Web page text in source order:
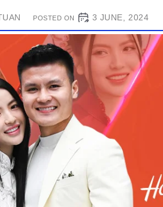
POSTED ON 3 JUNE, 2024